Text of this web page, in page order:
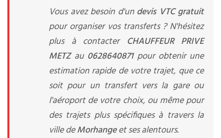
Vous avez besoin d'un devis VTC gratuit
pour organiser vos transferts ? N'hésitez
plus à contacter CHAUFFEUR PRIVE
METZ au 0628640871pour obtenir une
estimation rapide de votre trajet, que ce
soit pour un transfert vers la gare ou
l'aéroport de votre choix, ou même pour
des trajets plus spécifiques à travers la
ville deMorhangeet ses alentours.